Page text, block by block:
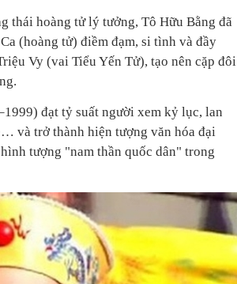
thái hoàng tử lý tưởng, Tô Hữu Bằng đã
(hoàng tử) điềm đạm, si tình và đầy
Vy (vai Tiểu Yến Tử), tạo nên cặp đôi
đạt tỷ suất người xem kỷ lục, lan
và trở thành hiện tượng văn hóa đại
tượng "nam thần quốc dân" trong